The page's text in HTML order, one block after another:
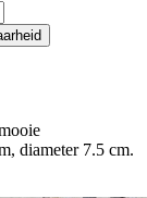
diameter 7.5 cm.